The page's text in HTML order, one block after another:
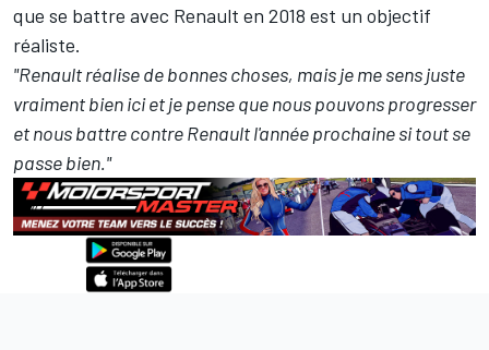
que se battre avec Renault en 2018 est un objectif
réaliste.
"Renault réalise de bonnes choses, mais je me sens juste
vraiment bien ici et je pense que nous pouvons progresser
et nous battre contre Renault l'année prochaine si tout se
passe bien."